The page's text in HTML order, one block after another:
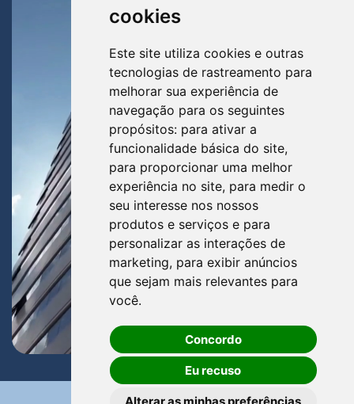
cookies
Este site utiliza cookies e outras
tecnologias de rastreamento para
melhorar sua experiência de
navegação para os seguintes
propósitos: para ativar a
funcionalidade básica do site,
para proporcionar uma melhor
experiência no site, para medir o
seu interesse nos nossos
produtos e serviços e para
personalizar as interações de
marketing, para exibir anúncios
que sejam mais relevantes para
você.
Concordo
Eu recuso